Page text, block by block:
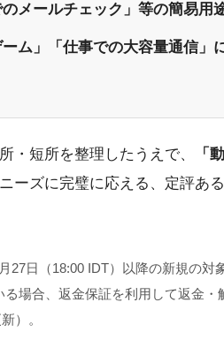
メールチェック」等の簡易用
ム」「仕事での大容量通信」
・短所を整理したうえで、
「
ーズに完璧に応える、定評あ
日（18:00 IDT）以降の新規の対
場合、返金保証を利用して返金
）。